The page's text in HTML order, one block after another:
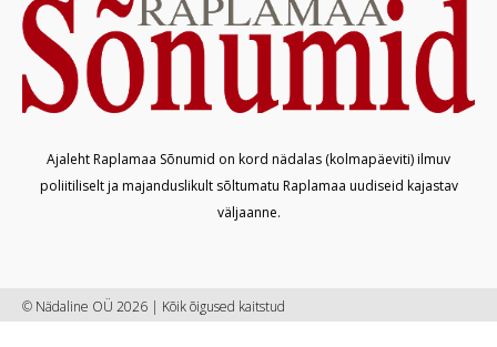
Ajaleht Raplamaa Sõnumid on kord nädalas (kolmapäeviti) ilmuv
poliitiliselt ja majanduslikult sõltumatu Raplamaa uudiseid kajastav
väljaanne.
© Nädaline OÜ 2026 | Kõik õigused kaitstud